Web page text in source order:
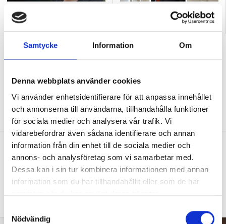
Samtycke Information Om
Denna webbplats använder cookies
Vi använder enhetsidentifierare för att anpassa innehållet
och annonserna till användarna, tillhandahålla funktioner
för sociala medier och analysera vår trafik. Vi
vidarebefordrar även sådana identifierare och annan
information från din enhet till de sociala medier och
annons- och analysföretag som vi samarbetar med.
Dessa kan i sin tur kombinera informationen med annan
information som du har tillhandahållit eller som de har
samlat in när du har använt deras tjänster.
Nödvändig
”Så bryter vi hatpratets
pyramid i skolan”
”Hur skolan fungerar blir
tydligt i trappan”
”Vad ska vår tid räcka till på
förskolan?”
DEBATT”Ska jag som förskollärare duka,
eller ska jag vara närvarande tillsammans
med barnen?”
”Vad säger det om skolan när allt fler
barn behöver anpassas?”
”Frågan är hur skolan kan ge plats åt